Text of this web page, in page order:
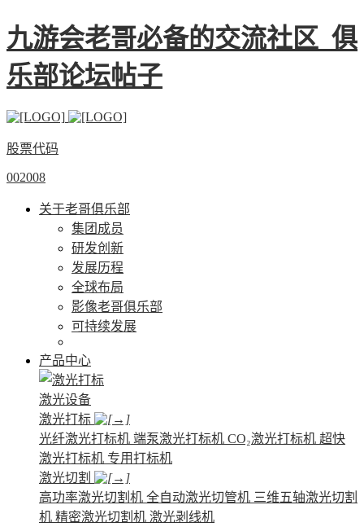
九游会老哥必备的交流社区_俱
乐部论坛帖子
股票代码
002008
关于老哥俱乐部
集团成员
研发创新
发展历程
全球布局
影像老哥俱乐部
可持续发展
产品中心
激光设备
激光打标
光纤激光打标机 端泵激光打标机 CO₂激光打标机 超快
激光打标机 专用打标机
激光切割
高功率激光切割机 全自动激光切管机 三维五轴激光切割
机 精密激光切割机 激光剥线机